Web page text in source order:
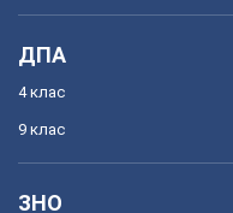
ДПА
4 клас
9 клас
ЗНО